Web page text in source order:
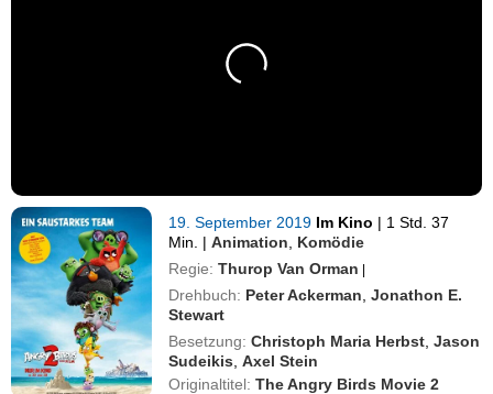
19. September 2019 Im Kino | 1 Std. 37
Min. | Animation
Komödie
Regie: Thurop Van Orman |
Drehbuch: Peter Ackerman ,Jonathon E.
Stewart
Besetzung: Christoph Maria Herbst ,Jason
Sudeikis ,Axel Stein
Originaltitel:The Angry Birds Movie 2